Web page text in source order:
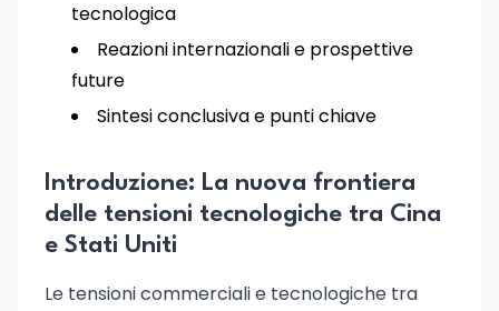
tecnologica
Reazioni internazionali e prospettive
future
Sintesi conclusiva e punti chiave
Introduzione: La nuova frontiera
delle tensioni tecnologiche tra Cina
e Stati Uniti
Le tensioni commerciali e tecnologiche tra